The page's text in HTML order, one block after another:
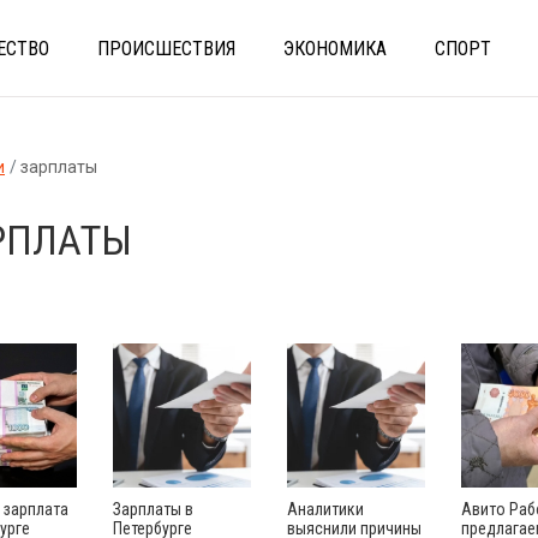
ПРОИСШЕСТВИЯ ЭКОНОМИКА СПОРТ
зарплаты
Зарплаты в
Петербурге
Аналитики
выяснили причины
Авито